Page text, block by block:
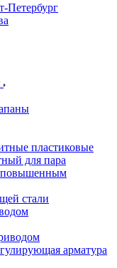
Петербург
пластиковые
для пара
повышенным
стали
арматура